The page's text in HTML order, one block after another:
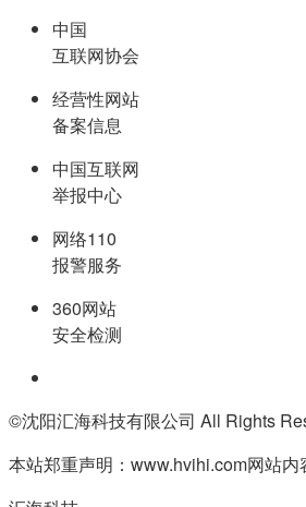
中国
互联网协会
经营性网站
备案信息
中国互联网
举报中心
网络110
报警服务
360网站
安全检测